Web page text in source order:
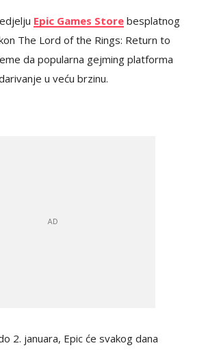
Epic Games Store besplatnog
The Lord of the Rings: Return to
da popularna gejming platforma
u veću brzinu.
2. januara, Epic će svakog dana